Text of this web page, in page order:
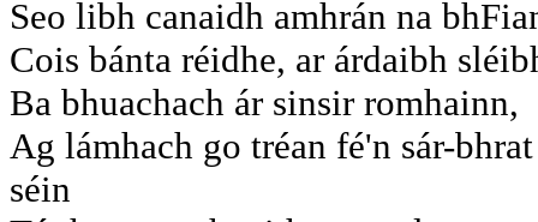
Seo libh canaidh amhrán na
Cois bánta réidhe, ar árdaibh
Ba bhuachach ár sinsir romhainn,
Ag lámhach go tréan fé'n sár-bhrat
séin